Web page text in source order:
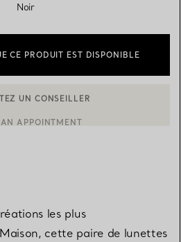
Noir
CE PRODUIT EST DISPONIBLE
AN APPOINTMENT
les plus
cette paire de lunettes